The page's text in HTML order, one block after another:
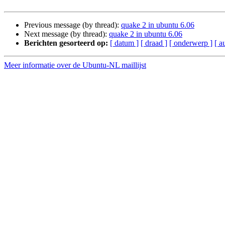
Previous message (by thread): quake 2 in ubuntu 6.06
Next message (by thread): quake 2 in ubuntu 6.06
Berichten gesorteerd op: [ datum ] [ draad ] [ onderwerp ] [
Meer informatie over de Ubuntu-NL maillijst